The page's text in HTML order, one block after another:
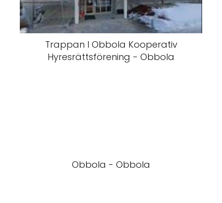
Trappan I Obbola Kooperativ
Hyresrättsförening - Obbola
Obbola - Obbola